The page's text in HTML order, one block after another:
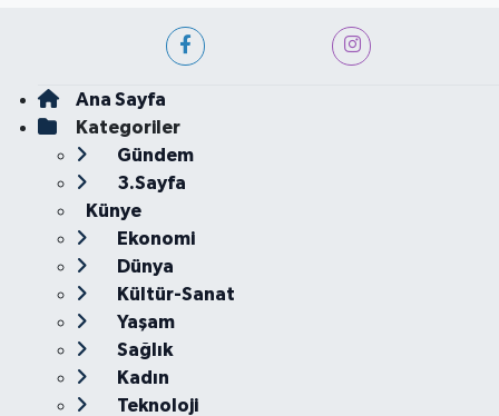
Ana Sayfa
Kategoriler
Gündem
3.Sayfa
Künye
Ekonomi
Dünya
Kültür-Sanat
Yaşam
Sağlık
Kadın
Teknoloji